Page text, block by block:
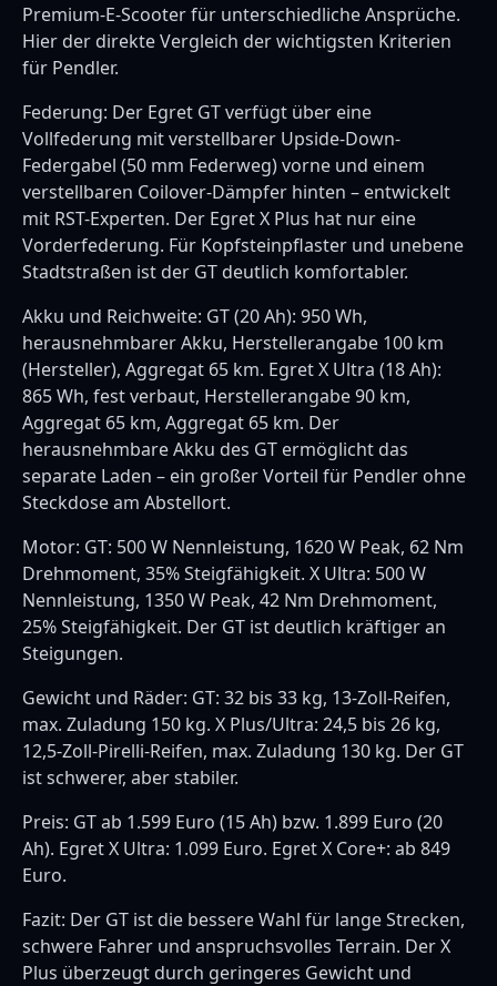
Premium-E-Scooter für unterschiedliche Ansprüche.
Hier der direkte Vergleich der wichtigsten Kriterien
für Pendler.
Federung: Der Egret GT verfügt über eine
Vollfederung mit verstellbarer Upside-Down-
Federgabel (50 mm Federweg) vorne und einem
verstellbaren Coilover-Dämpfer hinten – entwickelt
mit RST-Experten. Der Egret X Plus hat nur eine
Vorderfederung. Für Kopfsteinpflaster und unebene
Stadtstraßen ist der GT deutlich komfortabler.
Akku und Reichweite: GT (20 Ah): 950 Wh,
herausnehmbarer Akku, Herstellerangabe 100 km
(Hersteller), Aggregat 65 km. Egret X Ultra (18 Ah):
865 Wh, fest verbaut, Herstellerangabe 90 km,
Aggregat 65 km, Aggregat 65 km. Der
herausnehmbare Akku des GT ermöglicht das
separate Laden – ein großer Vorteil für Pendler ohne
Steckdose am Abstellort.
Motor: GT: 500 W Nennleistung, 1620 W Peak, 62 Nm
Drehmoment, 35% Steigfähigkeit. X Ultra: 500 W
Nennleistung, 1350 W Peak, 42 Nm Drehmoment,
25% Steigfähigkeit. Der GT ist deutlich kräftiger an
Steigungen.
Gewicht und Räder: GT: 32 bis 33 kg, 13-Zoll-Reifen,
max. Zuladung 150 kg. X Plus/Ultra: 24,5 bis 26 kg,
12,5-Zoll-Pirelli-Reifen, max. Zuladung 130 kg. Der GT
ist schwerer, aber stabiler.
Preis: GT ab 1.599 Euro (15 Ah) bzw. 1.899 Euro (20
Ah). Egret X Ultra: 1.099 Euro. Egret X Core+: ab 849
Euro.
Fazit: Der GT ist die bessere Wahl für lange Strecken,
schwere Fahrer und anspruchsvolles Terrain. Der X
Plus überzeugt durch geringeres Gewicht und